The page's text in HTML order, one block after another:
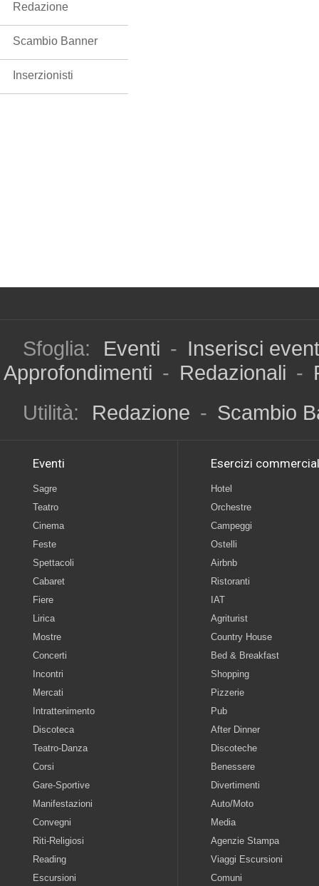
Redazione
Scambio Banner
Inserzionisti
Sfoglia: Eventi - Inserisci
Approfondimenti - Redazionali -
Utilità:
Redazione - Scambio
Eventi
Sagre
Teatro
Cinema
Feste
Spettacoli
Cabaret
Fiere
Lirica
Mostre
Concerti
Incontri
Mercati
Intrattenimento
Discoteca
Teatro-Danza
Corsi
Gare-Sportive
Manifestazioni
Convegni
Riti-Religiosi
Reading
Escursioni
Esercizi
Hotel
Orchestre
Campeggi
Ostelli
Airbnb
Ristoranti
IAT
Agriturist
Country House
Bed & Breakfast
Shopping
Pizzerie
Pub
After Dinner
Discoteche
Benessere
Divertimenti
Auto/Moto
Media
Agenzie Stampa
Viaggi Escursioni
Comuni